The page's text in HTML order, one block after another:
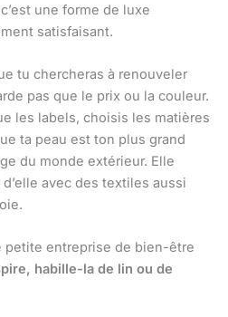
une forme de luxe
satisfaisant.
tu chercheras à renouveler
pas que le prix ou la couleur.
les labels, choisis les matières
ta peau est ton plus grand
du monde extérieur. Elle
avec des textiles aussi
petite entreprise de bien-être
habille-la de lin ou de